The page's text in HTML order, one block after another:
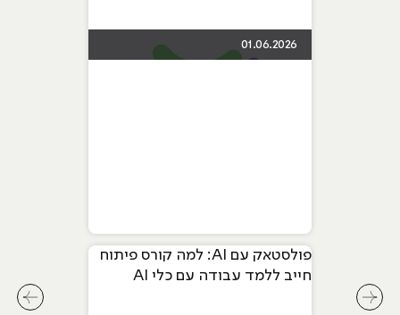
01.06.2026
פולסטאק עם AI: למה קורס פיתוח
חייב ללמד עבודה עם כלי AI
לחץ לחץ לשיקופית קודמת בסליידר מאמרים